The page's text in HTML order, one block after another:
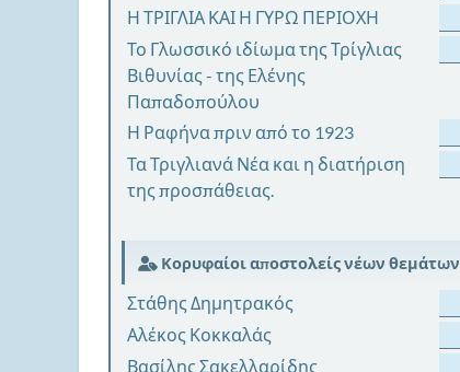
Η ΤΡΙΓΛΙΑ ΚΑΙ Η ΓΥΡΩ ΠΕΡΙΟΧΗ
Το Γλωσσικό ιδίωμα της Τρίγλιας
Βιθυνίας - της Ελένης
Παπαδοπούλου
Η Ραφήνα πριν από το 1923
Τα Τριγλιανά Νέα και η διατήριση
της προσπάθειας.
Κορυφαίοι αποστολείς νέων θεμάτων
Στάθης Δημητρακός
Αλέκος Κοκκαλάς
Βασίλης Σακελλαρίδης